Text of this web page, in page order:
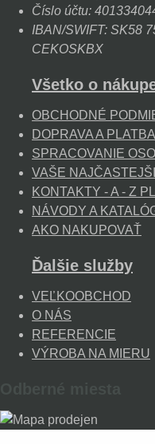
Číslo účtu:
IBAN/SWIFT: SK58
CEKOSKBX
Všetko o
OBCHODNÉ
DOPRAVA A PLATBA
SPRACOVANIE
VAŠE
KONTAKTY - A - Z
NÁVODY A
AKO NAKUPOVAŤ
Ďalšie služby
VEĽKOOBCHOD
O NÁS
REFERENCIE
VÝROBA NA MIERU